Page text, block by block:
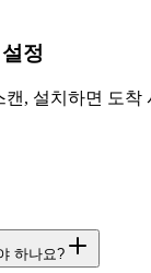
정
캔, 설치하면 도착
하나요?